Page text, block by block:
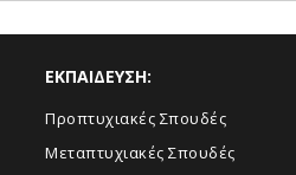
ΕΚΠΑΙΔΕΥΣΗ:
Προπτυχιακές Σπουδές
Μεταπτυχιακές Σπουδές